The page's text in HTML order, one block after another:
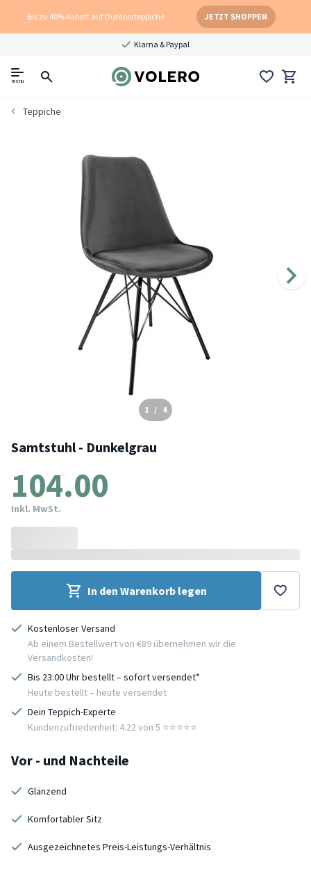
Bis zu 40% Rabatt auf Outdoorteppiche JETZT SHOPPEN
Klarna & Paypal
menu
Teppiche
1 / 4
Samtstuhl - Dunkelgrau
104.00
Inkl. MwSt.
In den Warenkorb legen
Kostenloser Versand
Ab einem Bestellwert von €89 übernehmen wir die
Versandkosten!
Bis 23:00 Uhr bestellt – sofort versendet*
Heute bestellt – heute versendet
Dein Teppich-Experte
Kundenzufriedenheit: 4.22 von 5 ⭐️⭐️⭐️⭐️⭐️
Vor - und Nachteile
Glänzend
Komfortabler Sitz
Ausgezeichnetes Preis-Leistungs-Verhältnis